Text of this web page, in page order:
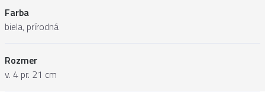
Farba
biela, prírodná
Rozmer
v. 4 pr. 21 cm